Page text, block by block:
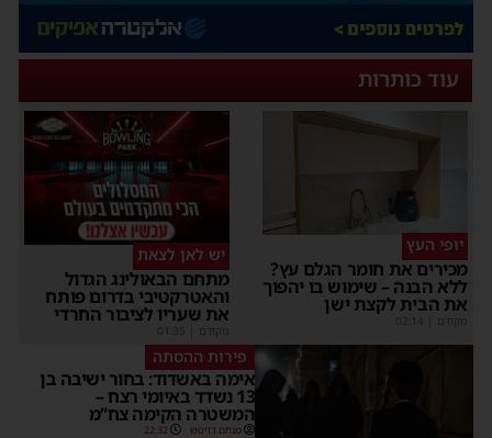
עוד כותרות
יופי העץ
מכירים את חומר הגלם עץ?
ללא הבנה – שימוש בו יהפוך
את הבית לקצת ישן
מקודם
יש לאן לצאת
מתחם הבאולינג הגדול
והאטרקטיבי בדרום פותח
את שעריו לציבור החרדי
מקודם
פירות ההסתה
אימה באשדוד: בחור ישיבה בן
13 נשדד באיומי רצח –
המשטרה הקימה צח”מ
מנחם דויטש 22:32